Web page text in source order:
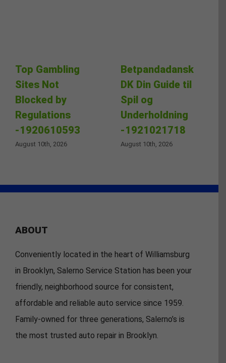
Top Gambling
Sites Not
Blocked by
Regulations
-1920610593
August 10th, 2026
Betpandadansk
DK Din Guide til
Spil og
Underholdning
-1921021718
August 10th, 2026
ABOUT
Conveniently located in the heart of Williamsburg
in Brooklyn, Salerno Service Station has been your
friendly, neighborhood source for consistent,
affordable and reliable auto service since 1959.
Family-owned for three generations, Salerno’s is
the most trusted auto repair in Brooklyn.